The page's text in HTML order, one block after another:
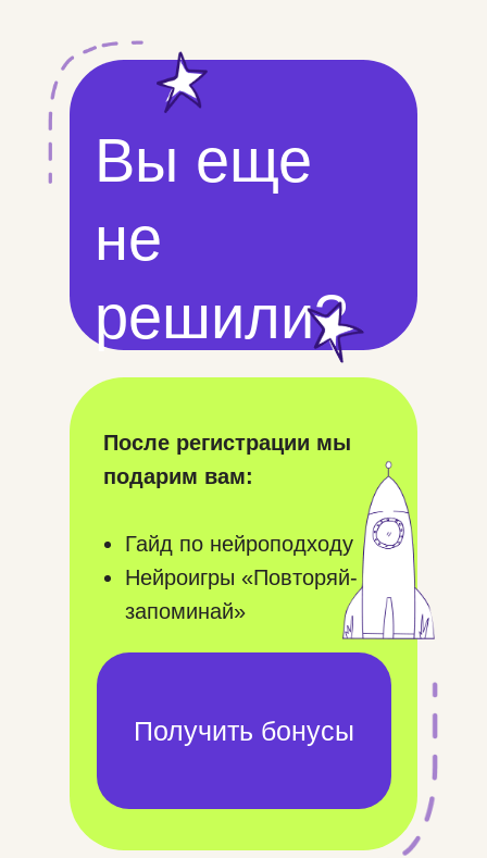
Вы еще
не
решили?
После регистрации мы
подарим вам:
Гайд по нейроподходу
Нейроигры «Повторяй-
запоминай»
Получить бонусы